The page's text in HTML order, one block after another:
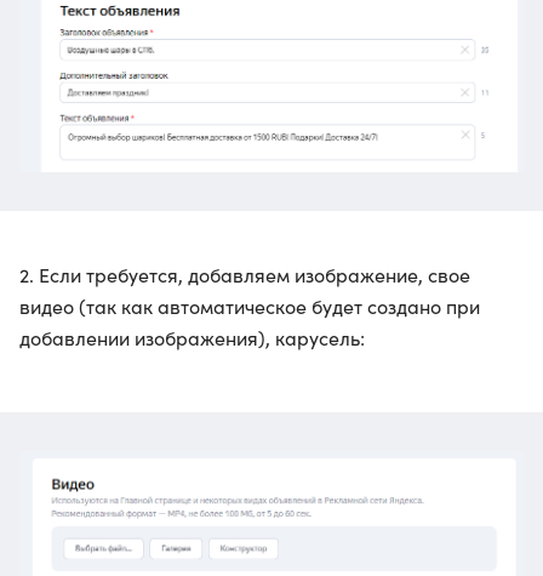
2. Если требуется, добавляем изображение, свое
видео (так как автоматическое будет создано при
добавлении изображения), карусель: